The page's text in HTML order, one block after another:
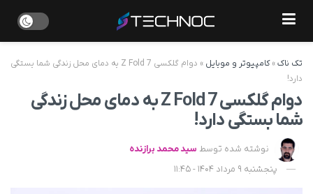
تک ناک»کامپیوتر و موبایل »
دوام گلکسی Z Fold 7 به دمای محل زندگی شما بستگی
دارد!
دوام گلکسی Z Fold 7 به دمای محل زندگی
شما بستگی دارد!
نوشته شده توسط سید محمد برازنده
پنجشنبه 9 مرداد 1404 - 11:45